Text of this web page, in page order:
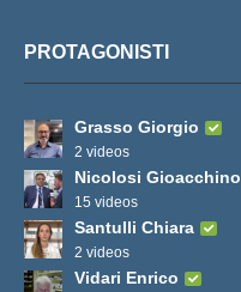
PROTAGONISTI
Grasso Giorgio
2 videos
Nicolosi Gioacchino
15 videos
Santulli Chiara
2 videos
Vidari Enrico